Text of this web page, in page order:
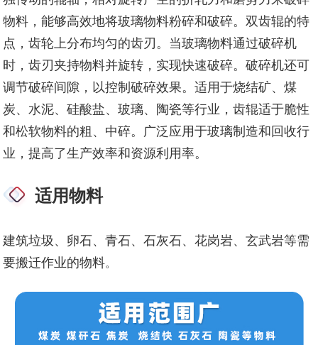
物料，能够高效地将玻璃物料粉碎和破碎。双齿辊的特
点，齿轮上分布均匀的齿刃。当玻璃物料通过破碎机
时，齿刃夹持物料并旋转，实现快速破碎。破碎机还可
调节破碎间隙，以控制破碎效果。适用于烧结矿、煤
炭、水泥、硅酸盐、玻璃、陶瓷等行业，齿辊适于脆性
和松软物料的粗、中碎。广泛应用于玻璃制造和回收行
业，提高了生产效率和资源利用率。
适用物料
建筑垃圾、卵石、青石、石灰石、花岗岩、玄武岩等需
要搬迁作业的物料。